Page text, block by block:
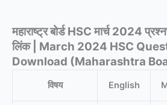
महाराष्ट्र बोर्ड HSC मार्च 2024
लिंक | March 2024 HSC
Download (Maharashtra
विषय English